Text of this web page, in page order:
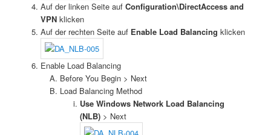
Auf der linken Seite auf Configuration\DirectAccess and
VPNklicken
Auf der rechten Seite auf Enable Load Balancing klicken
Enable Load Balancing
Before You Begin > Next
Load Balancing Method
Use Windows Network Load Balancing
(NLB)> Next